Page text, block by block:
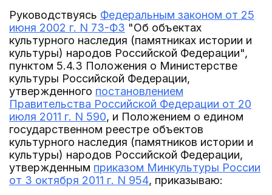
Руководствуясь Федеральным законом от 25
июня 2002 г. N 73-ФЗ "Об объектах
культурного наследия (памятниках истории и
культуры) народов Российской Федерации",
пунктом 5.4.3 Положения о Министерстве
культуры Российской Федерации,
утвержденного постановлением
Правительства Российской Федерации от 20
июля 2011 г. N 590, и Положением о едином
государственном реестре объектов
культурного наследия (памятников истории и
культуры) народов Российской Федерации,
утвержденным приказом Минкультуры России
от 3 октября 2011 г. N 954, приказываю: